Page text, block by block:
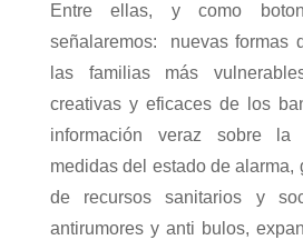
Entre ellas, y como
señalaremos: nuevas formas
las familias más
creativas y eficaces de los
información veraz sobre
medidas del estado de alarma,
de recursos sanitarios y
antirumores y anti bulos,